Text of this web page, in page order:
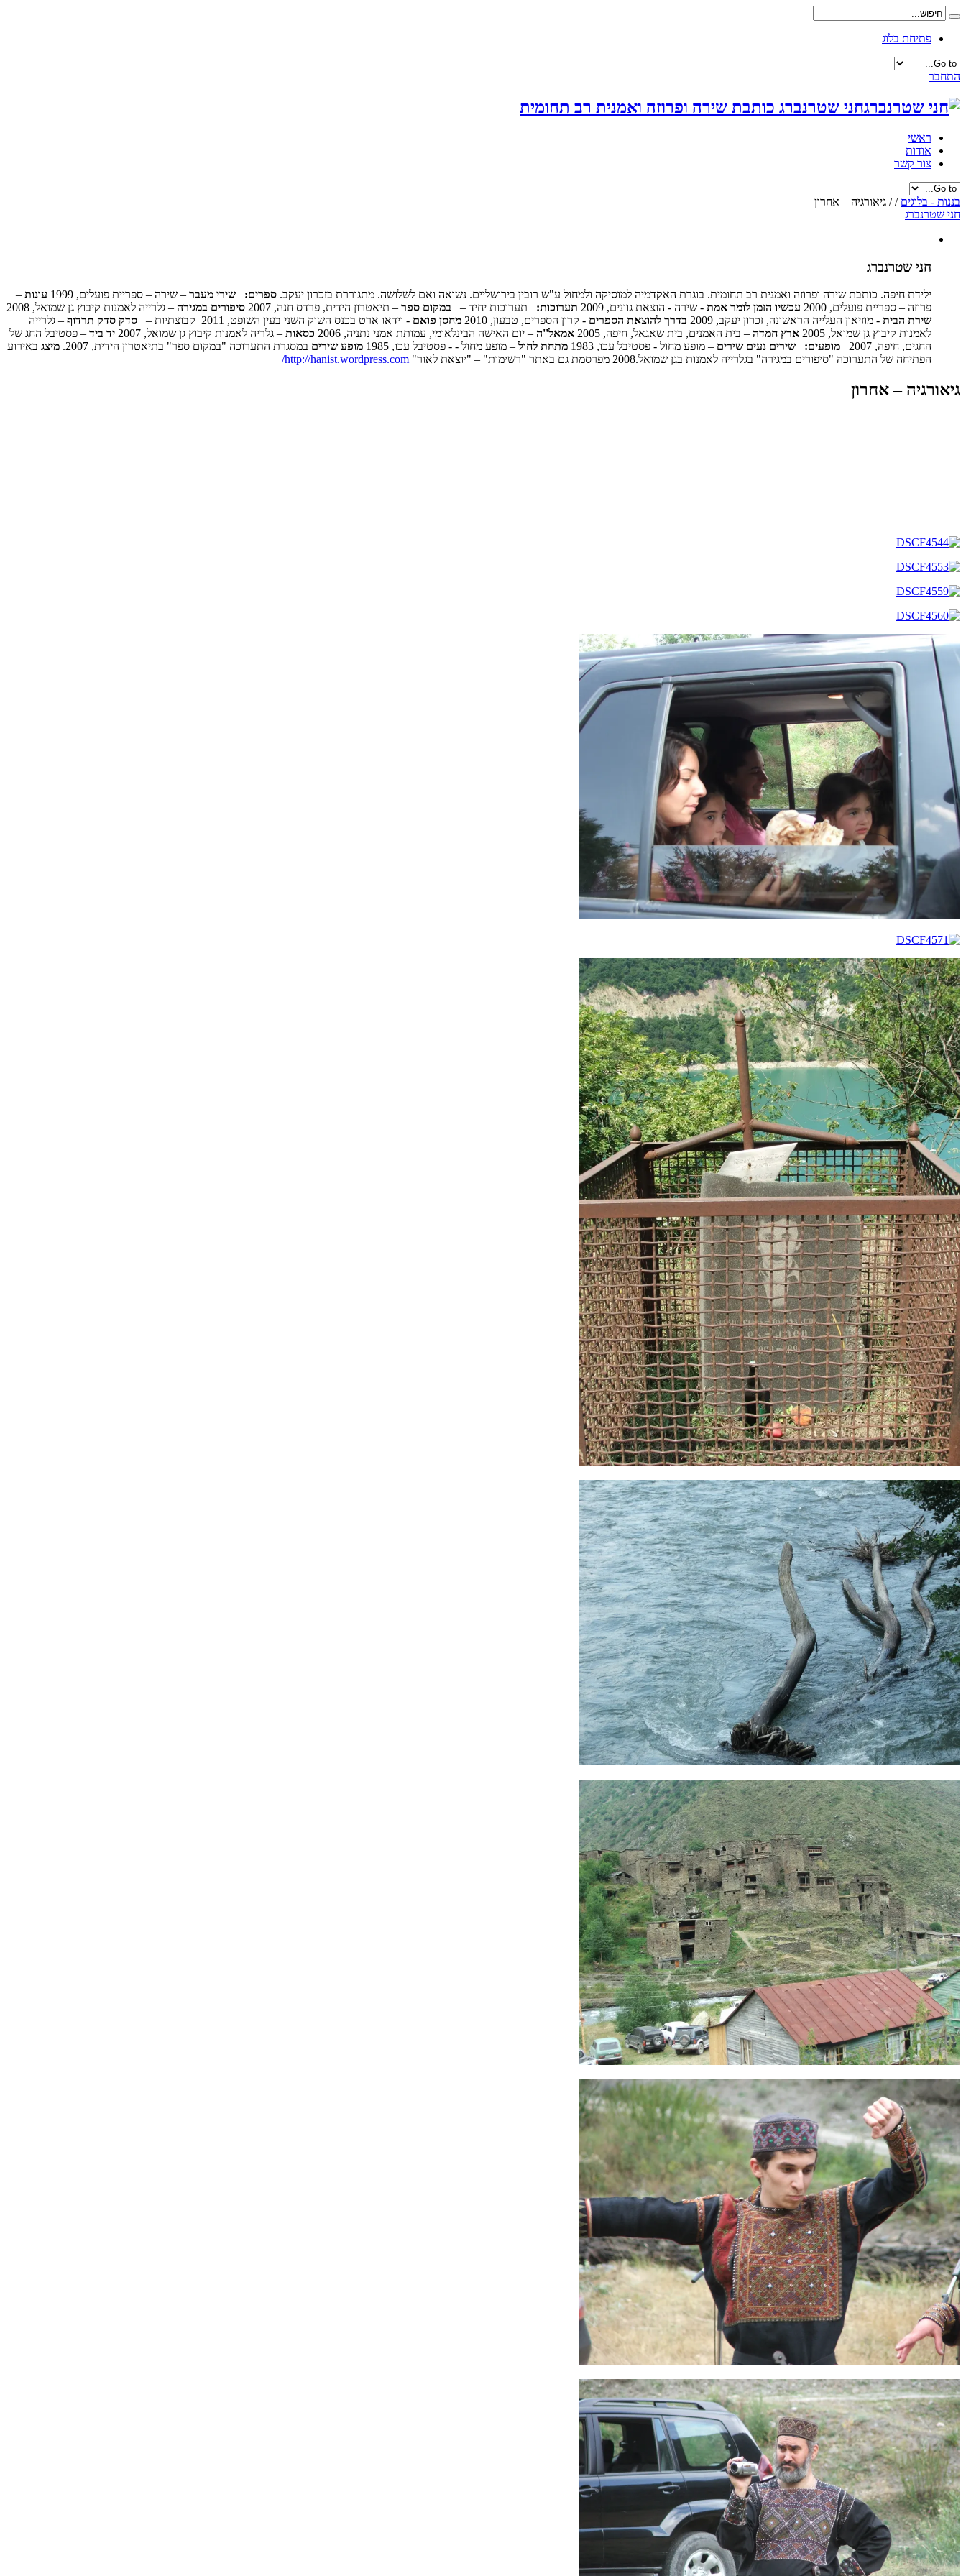
פתיחת בלוג
התחבר
חני שטרנברג כותבת שירה ופרוזה ואמנית רב תחומית
ראשי
אודות
צור קשר
בננות - בלוגים /
/ גיאורגיה – אחרון
חני שטרנברג
חני שטרנברג
ילידת חיפה. כותבת שירה ופרוזה ואמנית רב תחומית. בוגרת האקדמיה למוסיקה ולמחול ע"ש רובין בירושליים. נשואה ואם לשלושה. מתגוררת בזכרון יעקב. ספרים: שירי מעבר – שירה – ספריית פועלים, 1999 עונות –
פרוזה – ספריית פועלים, 2000
עכשיו הזמן לומר אמת - שירה - הוצאת גוונים, 2009 תערוכות: תערוכות יחיד – במקום ספר – תיאטרון הידית, פרדס חנה, 2007 סיפורים במגירה – גלרייה לאמנות קיבוץ גן שמואל, 2008
שירת הבית - מוזיאון העלייה הראשונה, זכרון יעקב, 2009 בדרך להוצאת הספרים - קרון הספרים, טבעון, 2010 מחסן פואם - וידאו ארט בכנס השוק השני בעין השופט, 2011 קבוצתיות – סדק סדק תרדוף – גלרייה
לאמנות קיבוץ גן שמואל, 2005
ארץ חמדה – בית האמנים, בית שאגאל, חיפה, 2005 אמאל''ה – יום האישה הבינלאומי, עמותת אמני נתניה, 2006 כסאות – גלריה לאמנות קיבוץ גן שמואל, 2007 יד ביד – פסטיבל החג של
החגים, חיפה, 2007
מופעים: שירים נעים שירים – מופע מחול - פסטיבל עכו, 1983 מתחת לחול – מופע מחול - - פסטיבל עכו, 1985 מופע שירים במסגרת התערוכה "במקום ספר" בתיאטרון הידית, 2007. מיצג באירוע
הפתיחה של התערוכה "סיפורים במגירה" בגלרייה לאמנות בגן שמואל.2008 מפרסמת גם באתר "רשימות" – "יוצאת לאור"
http://hanist.wordpress.com/
גיאורגיה – אחרון